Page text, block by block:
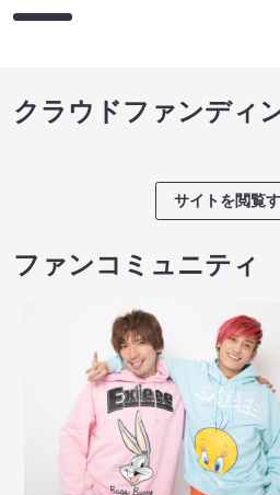
クラウドファンディ
サイトを閲覧
ファンコミュニティ